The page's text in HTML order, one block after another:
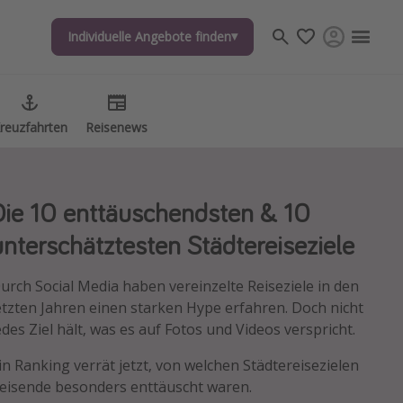
Individuelle Angebote finden
Reisenews
Individuelle Angebote finden
Reisenews
10 enttäuschendsten & 10
Städtereiseziele
Social Media haben vereinzelte Reiseziele in den
Jahren einen starken Hype erfahren. Doch nicht
Ziel hält, was es auf Fotos und Videos verspricht.
Ranking verrät jetzt, von welchen Städtereisezielen
besonders enttäuscht waren.